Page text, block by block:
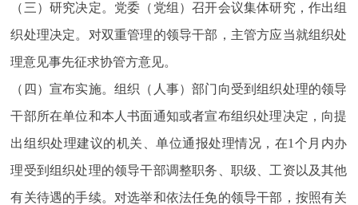
（三）研究决定。党委（党组）召开会议集体研究，作出组
织处理决定。对双重管理的领导干部，主管方应当就组织处
理意见事先征求协管方意见。
（四）宣布实施。组织（人事）部门向受到组织处理的领导
干部所在单位和本人书面通知或者宣布组织处理决定，向提
出组织处理建议的机关、单位通报处理情况，在1个月内办
理受到组织处理的领导干部调整职务、职级、工资以及其他
有关待遇的手续。对选举和依法任免的领导干部，按照有关